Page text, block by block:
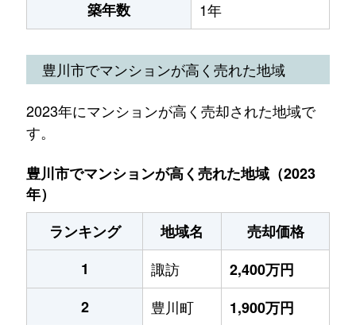
築年数 1年
豊川市でマンションが高く売れた地域
2023年にマンションが高く売却された地域で
す。
豊川市でマンションが高く売れた地域（2023
年）
ランキング
地域名
売却価格
1
諏訪
2,400万円
2
豊川町
1,900万円